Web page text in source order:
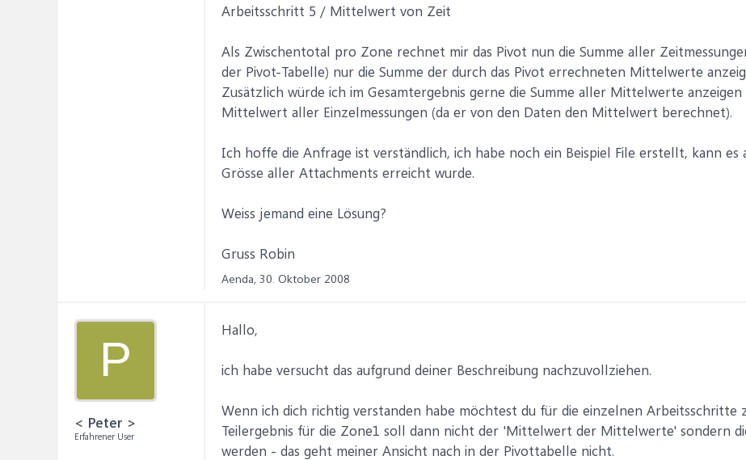
Arbeitsschritt 5 / Mittelwert von Zeit
Als Zwischentotal pro Zone rechnet mir das Pivot nun die Summe aller
der Pivot-Tabelle) nur die Summe der durch das Pivot errechneten Mittelwerte
Zusätzlich würde ich im Gesamtergebnis gerne die Summe aller Mittelwerte
Mittelwert aller Einzelmessungen (da er von den Daten den Mittelwert berechnet).
Ich hoffe die Anfrage ist verständlich, ich habe noch ein Beispiel File erstellt, kann es
Grösse aller Attachments erreicht wurde.
Weiss jemand eine Lösung?
Gruss Robin
Aenda, 30. Oktober 2008
P
< Peter >
Erfahrener User
Hallo,
ich habe versucht das aufgrund deiner Beschreibung nachzuvollziehen.
Wenn ich dich richtig verstanden habe möchtest du für die einzelnen Arbeitsschritte
Teilergebnis für die Zone1 soll dann nicht der 'Mittelwert der Mittelwerte' sondern
werden - das geht meiner Ansicht nach in der Pivottabelle nicht.